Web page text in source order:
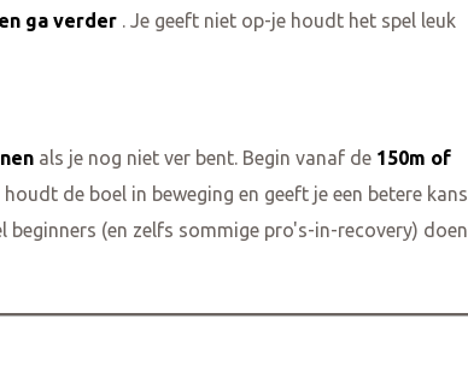
ga verder. Je geeft niet op-je houdt het spel leuk
als je nog niet ver bent. Begin vanaf de 150m of
de boel in beweging en geeft je een betere kans
beginners (en zelfs sommige pro's-in-recovery) doen